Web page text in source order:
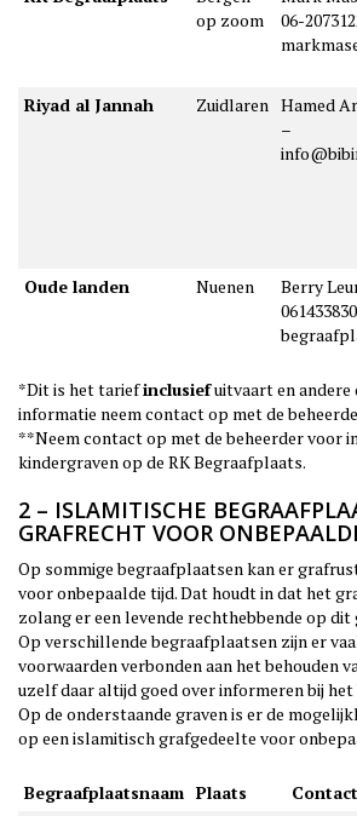
op zoom
06-
Riyad al Jannah Zuidlaren Hamed
–
Oude landen Nuenen
Berry
*Dit is het tariefinclusiefuitvaart en andere
informatie neem contact op met de
**Neem contact op met de beheerder voor
kindergraven op de RK Begraafplaats.
2 – ISLAMITISCHE
GRAFRECHT VOOR
Op sommige begraafplaatsen kan er
voor onbepaalde tijd. Dat houdt in dat het
zolang er een levende rechthebbende op
Op verschillende begraafplaatsen zijn er
voorwaarden verbonden aan het behouden
uzelf daar altijd goed over informeren bij
Op de onderstaande graven is er de
op een islamitisch grafgedeelte voor
Begraafplaatsnaam Plaats